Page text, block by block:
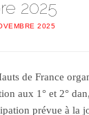
2025
2025
de France
aux 1° et 2°
prévue à la